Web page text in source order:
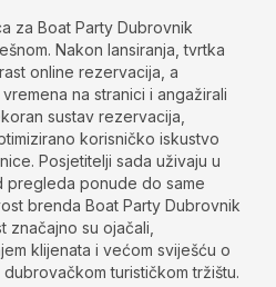
za Boat Party Dubrovnik
Nakon lansiranja, tvrtka
online rezervacija, a
na stranici i angažirali
sustav rezervacija,
korisničko iskustvo
Posjetitelji sada uživaju u
pregleda ponude do same
brenda Boat Party Dubrovnik
značajno su ojačali,
klijenata i većom sviješću o
turističkom tržištu.